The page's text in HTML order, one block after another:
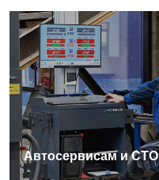
Автосервисам и СТО